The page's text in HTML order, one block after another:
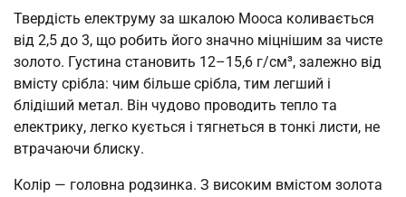
Твердість електруму за шкалою Мооса коливається
від 2,5 до 3, що робить його значно міцнішим за чисте
золото. Густина становить 12–15,6 г/см³, залежно від
вмісту срібла: чим більше срібла, тим легший і
блідіший метал. Він чудово проводить тепло та
електрику, легко кується і тягнеться в тонкі листи, не
втрачаючи блиску.
Колір — головна родзинка. З високим вмістом золота